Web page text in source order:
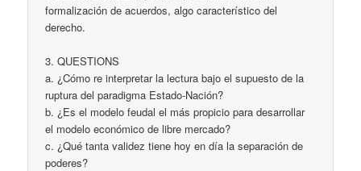
formalización de acuerdos, algo característico del
derecho.
3. QUESTIONS
a. ¿Cómo re interpretar la lectura bajo el supuesto de la
ruptura del paradigma Estado-Nación?
b. ¿Es el modelo feudal el más propicio para desarrollar
el modelo económico de libre mercado?
c. ¿Qué tanta validez tiene hoy en día la separación de
poderes?